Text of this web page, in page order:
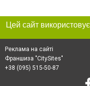
Реклама на сайті
Франшиза "CitySites"
+38 (095) 515-50-87